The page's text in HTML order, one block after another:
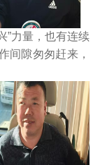
力量，也有连续
间隙匆匆赶来，